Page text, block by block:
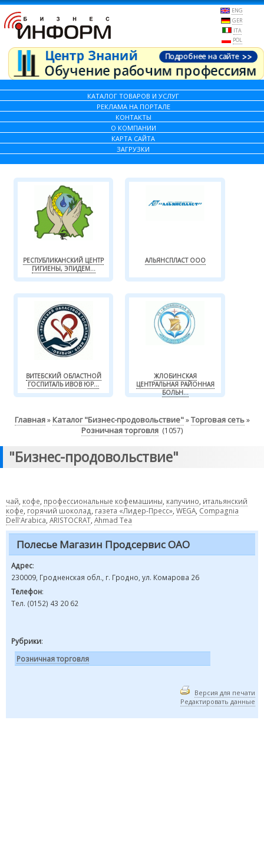
ENG
GER
ITA
POL
КАТАЛОГ ТОВАРОВ И УСЛУГ
РЕКЛАМА НА ПОРТАЛЕ
КОНТАКТЫ
О КОМПАНИИ
КАРТА САЙТА
ЗАГРУЗКИ
РЕСПУБЛИКАНСКИЙ ЦЕНТР
ГИГИЕНЫ, ЭПИДЕМ...
АЛЬЯНСПЛАСТ ООО
ВИТЕБСКИЙ ОБЛАСТНОЙ
ГОСПИТАЛЬ ИВОВ ЮР...
ЖЛОБИНСКАЯ
ЦЕНТРАЛЬНАЯ РАЙОННАЯ
БОЛЬН...
Главная» Каталог "Бизнес-продовольствие"»Торговая сеть»
Розничная торговля(1057)
"Бизнес-продовольствие"
чай кофе профессиональные кофемашины капучино итальянский
кофе горячий шоколад газета «Лидер-Пресс» WEGA Compagnia
Dell'Arabica ARISTOCRAT Ahmad Tea
Полесье Магазин Продсервис ОАО
Адрес:
230009, Гродненская обл., г. Гродно, ул. Комарова 26
Телефон:
Тел. (0152) 43 20 62
Рубрики:
Розничная торговля
Версия для печати
Редактировать данные